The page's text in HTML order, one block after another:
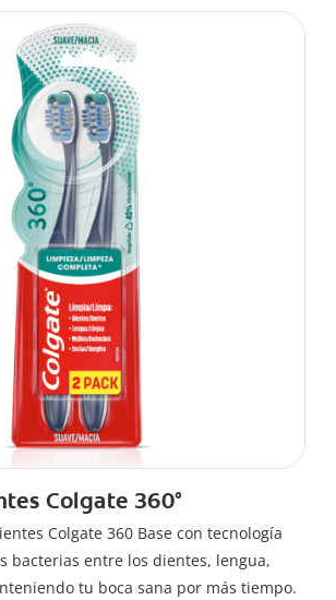
Colgate 360°
Colgate 360 Base con tecnología
bacterias entre los dientes, lengua,
tu boca sana por más tiempo.